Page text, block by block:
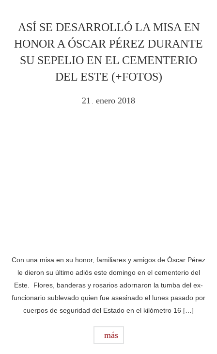
ASÍ SE DESARROLLÓ LA MISA EN
HONOR A ÓSCAR PÉREZ DURANTE
SU SEPELIO EN EL CEMENTERIO
DEL ESTE (+FOTOS)
21 . enero 2018
Con una misa en su honor, familiares y amigos de Óscar Pérez
le dieron su último adiós este domingo en el cementerio del
Este. Flores, banderas y rosarios adornaron la tumba del ex-
funcionario sublevado quien fue asesinado el lunes pasado por
cuerpos de seguridad del Estado en el kilómetro 16 […]
más